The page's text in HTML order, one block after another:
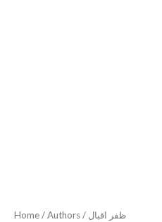
Home / Authors / ظفر اقبال